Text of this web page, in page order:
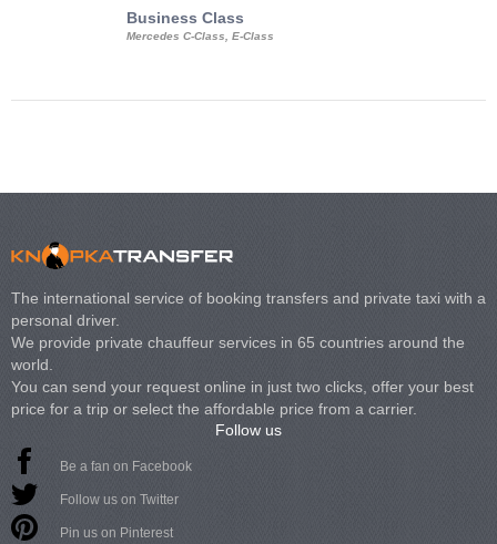
Business Class
Mercedes C-Class, E-Class
The international service of booking transfers and private taxi with a
personal driver.
We provide private chauffeur services in 65 countries around the
world.
You can send your request online in just two clicks, offer your best
price for a trip or select the affordable price from a carrier.
Follow us
Be a fan on Facebook
Follow us on Twitter
Pin us on Pinterest